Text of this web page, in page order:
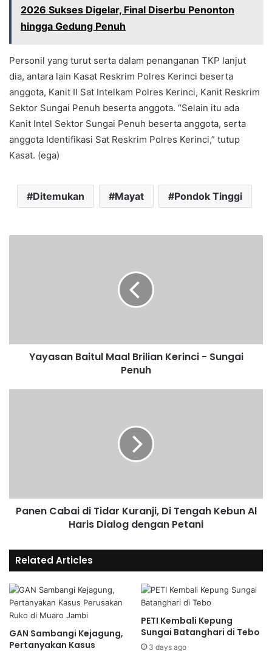
2026 Sukses Digelar, Final Diserbu Penonton
hingga Gedung Penuh
Personil yang turut serta dalam penanganan TKP lanjut
dia, antara lain Kasat Reskrim Polres Kerinci beserta
anggota, Kanit II Sat Intelkam Polres Kerinci, Kanit Reskrim
Sektor Sungai Penuh beserta anggota. “Selain itu ada
Kanit Intel Sektor Sungai Penuh beserta anggota, serta
anggota Identifikasi Sat Reskrim Polres Kerinci,” tutup
Kasat. (ega)
Ditemukan Mayat Pondok Tinggi
Yayasan Baitul Maal Brilian Kerinci - Sungai
Penuh
Panen Cabai di Tidar Kuranji, Di Tengah Kebun Al
Haris Dialog dengan Petani
Related Articles
GAN Sambangi Kejagung,
Pertanyakan Kasus
PETI Kembali Kepung
Sungai Batanghari di Tebo
3 days ago